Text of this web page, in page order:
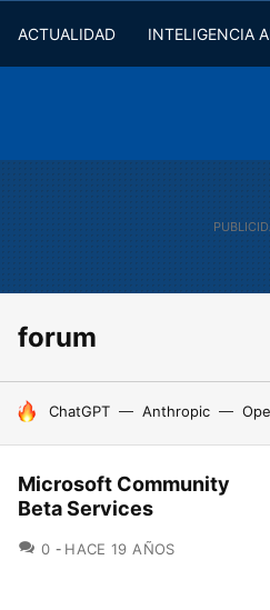
ACTUALIDAD INTELIGENCIA
forum
HOY SE HABLA DE
ChatGPT Anthropic
Microsoft Community
Beta Services
0 COMENTARIOS
HACE 19 AÑOS